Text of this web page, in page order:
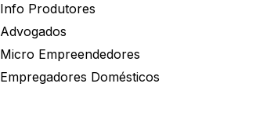
Info Produtores
Advogados
Micro Empreendedores
Empregadores Domésticos